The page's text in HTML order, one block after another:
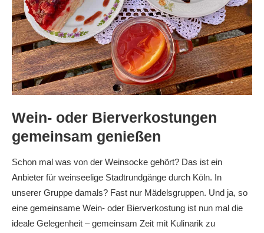
Wein- oder Bierverkostungen
gemeinsam genießen
Schon mal was von der Weinsocke gehört? Das ist ein
Anbieter für weinseelige Stadtrundgänge durch Köln. In
unserer Gruppe damals? Fast nur Mädelsgruppen. Und ja, so
eine gemeinsame Wein- oder Bierverkostung ist nun mal die
ideale Gelegenheit – gemeinsam Zeit mit Kulinarik zu